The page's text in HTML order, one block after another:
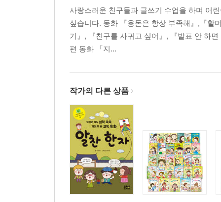
사랑스러운 친구들과 글쓰기 수업을 하며 어
싶습니다. 동화 『용돈은 항상 부족해』,『할
기』, 『친구를 사귀고 싶어』, 『발표 안 하
편 동화 「지...
작가의 다른 상품